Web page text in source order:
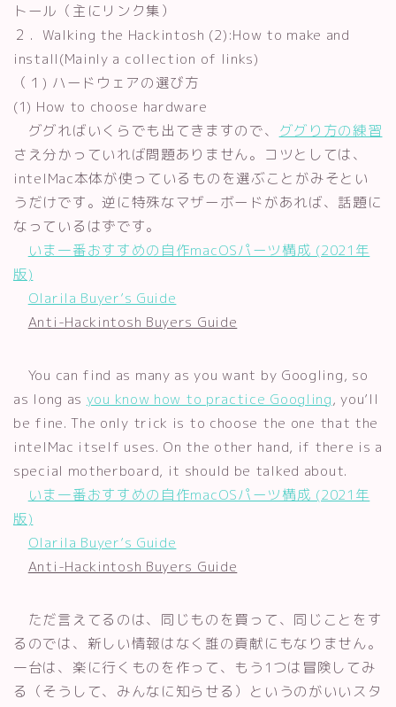
トール（主にリンク集）
２．Walking the Hackintosh (2):How to make and
install(Mainly a collection of links)
（１) ハードウェアの選び方
(1) How to choose hardware
ググればいくらでも出てきますので、 ググり方の練習
さえ分かっていれば問題ありません。コツとしては、
intelMac本体が使っているものを選ぶことがみそとい
うだけです。逆に特殊なマザーボードがあれば、話題に
なっているはずです。
いま一番おすすめの自作macOSパーツ構成 (2021年
版)
Olarila Buyer’s Guide
Anti-Hackintosh Buyers Guide
You can find as many as you want by Googling, so
as long as you know how to practice Googling, you’ll
be fine. The only trick is to choose the one that the
intelMac itself uses. On the other hand, if there is a
special motherboard, it should be talked about.
いま一番おすすめの自作macOSパーツ構成 (2021年
版)
Olarila Buyer’s Guide
Anti-Hackintosh Buyers Guide
ただ言えてるのは、同じものを買って、同じことをす
るのでは、新しい情報はなく誰の貢献にもなりません。
一台は、楽に行くものを作って、もう1つは冒険してみ
る（そうして、みんなに知らせる）というのがいいスタ